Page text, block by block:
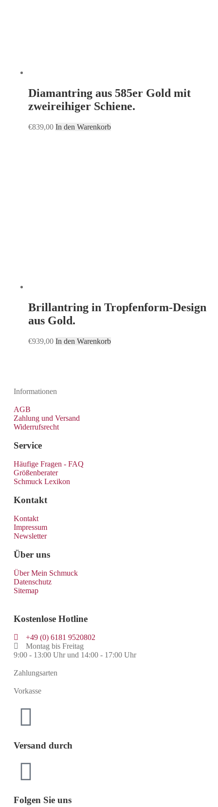
Diamantring aus 585er Gold mit
zweireihiger Schiene.
€839,00 In den Warenkorb
Brillantring in Tropfenform-Design
aus Gold.
€939,00 In den Warenkorb
Informationen
AGB
Zahlung und Versand
Widerrufsrecht
Service
Häufige Fragen - FAQ
Größenberater
Schmuck Lexikon
Kontakt
Kontakt
Impressum
Newsletter
Über uns
Über Mein Schmuck
Datenschutz
Sitemap
Kostenlose Hotline
+49 (0) 6181 9520802
Montag bis Freitag
9:00 - 13:00 Uhr und 14:00 - 17:00 Uhr
Zahlungsarten
Vorkasse
Versand durch
Folgen Sie uns